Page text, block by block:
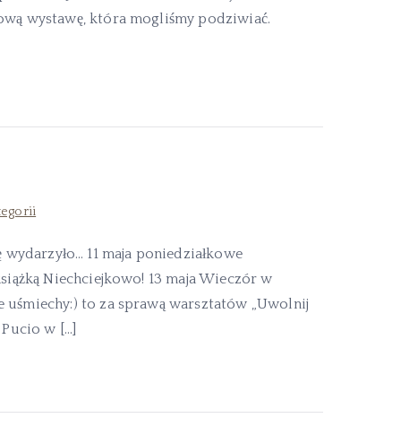
wystawę, która mogliśmy podziwiać.
11 maja poniedziałkowe
Niechciejkowo! 13 maja Wieczór w
to za sprawą warsztatów „Uwolnij
w […]